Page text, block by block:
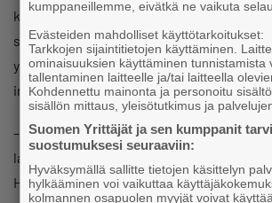
kiinni, ja Mariia Harjunheimolla oli
suunnitelma: liikkeen yhteyteen avattiin
yritykseen palkattiin kondiittori.
imetysnurkkaus ja leikkinurkkaus – ja nyt
– Taidan olla vähän hullu, kun kesken
laajentaa. Mutta ei pidä jäädä tuleen
Harjunheimo sanoo.
kumppaneillemme, eivätkä ne vaikuta
Evästeiden mahdolliset käyttötarkoitukset:
Tarkkojen sijaintitietojen käyttäminen.
ominaisuuksien käyttäminen tunnistamista
tallentaminen laitteelle ja/tai laitteella
Kohdennettu mainonta ja personoitu
sisällön mittaus, yleisötutkimus ja
Suomen Yrittäjät ja sen kumppanit
suostumuksesi seuraaviin:
Hyväksymällä sallitte tietojen käsittelyn
hylkääminen voi vaikuttaa
kolmannen osapuolen myyjät voivat